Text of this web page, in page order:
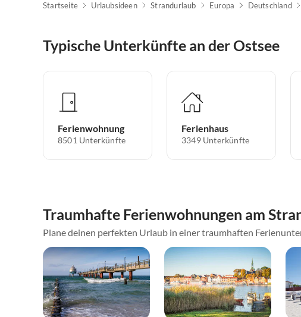
Startseite Urlaubsideen Strandurlaub Europa Deutschland
Typische Unterkünfte an der Ostsee
Ferienwohnung
8501 Unterkünfte
Ferienhaus
3349 Unterkünfte
Traumhafte Ferienwohnungen am
Plane deinen perfekten Urlaub in einer traumhaften